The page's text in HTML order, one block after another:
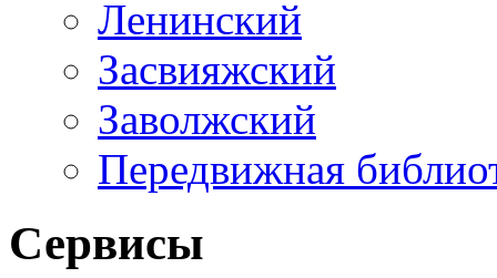
Ленинский
Засвияжский
Заволжский
Передвижная
Сервисы